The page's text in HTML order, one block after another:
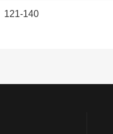
121-140